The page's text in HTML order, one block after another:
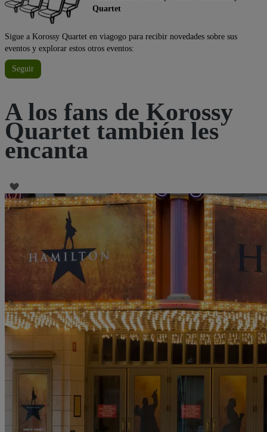
Quartet
Sigue a Korossy Quartet en viagogo para recibir novedades sobre sus
eventos y explorar estos otros eventos:
Seguir
A los fans de Korossy
Quartet también les
encanta